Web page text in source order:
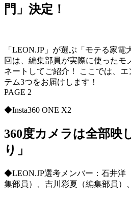
門」決定！
「LEON.JP」が選ぶ「モテる家
回は、編集部員が実際に使ったモ
ネートしてご紹介！ ここでは、
テム3つをお届けします！
PAGE 2
◆Insta360 ONE X2
360度カメラは全部映
り」
◆LEON.JP選考メンバー：石井洋
集部員）、吉川彩夏（編集部員）